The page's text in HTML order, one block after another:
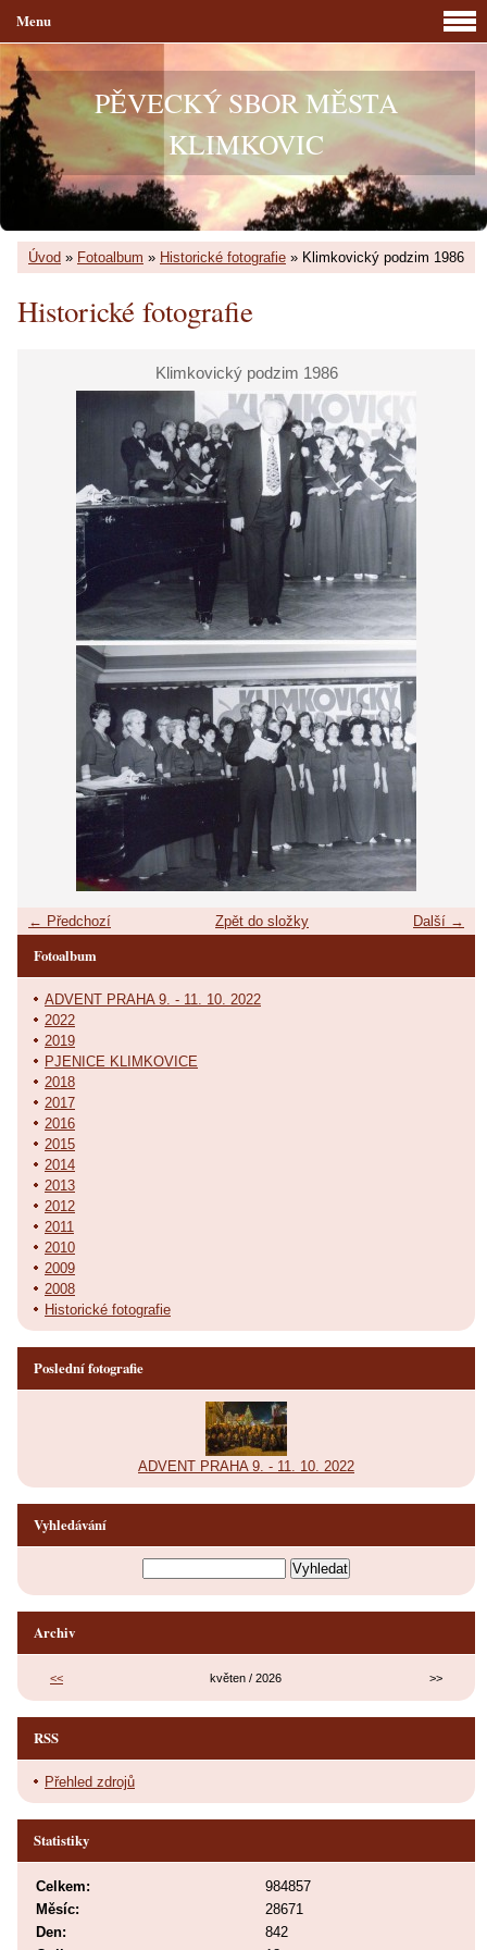
PĚVECKÝ SBOR MĚSTA
KLIMKOVIC
Úvod » Fotoalbum » Historické fotografie » Klimkovický podzim 1986
Historické fotografie
Klimkovický podzim 1986
← Předchozí Další →
Zpět do složky
Menu
Fotoalbum
ADVENT PRAHA 9. - 11. 10. 2022
2022
2019
PJENICE KLIMKOVICE
2018
2017
2016
2015
2014
2013
2012
2011
2010
2009
2008
Historické fotografie
Poslední fotografie
ADVENT PRAHA 9. - 11. 10. 2022
Vyhledávání
Archiv
<< květen / 2026 >>
RSS
Přehled zdrojů
Statistiky
Celkem:
984857
Měsíc:
28671
Den:
842